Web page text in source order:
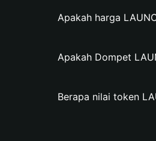
Apakah harga
Apakah Dompet
Berapa nilai token